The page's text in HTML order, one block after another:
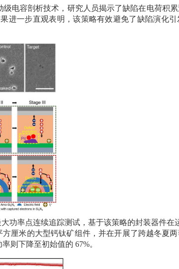
电容剖析技术，研究人员揭示了缺陷在电荷积
进一步直观表明，该策略有效避免了缺陷演化
功率点连续追踪测试，基于该策略的封装器件在
方厘米的大型钙钛矿组件，并在开展了跨越冬夏
则下降至初始值的 67%。